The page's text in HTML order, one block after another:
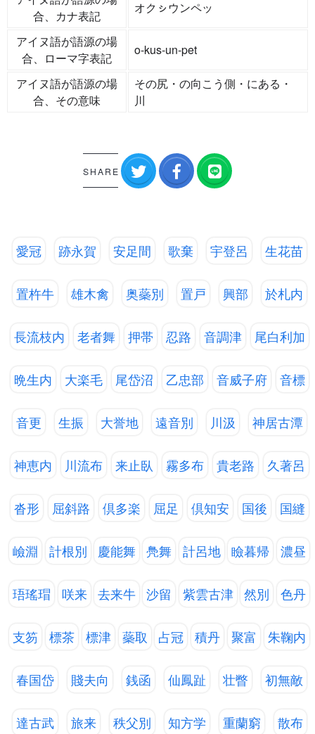
合、カナ表記
オクㇱウンペッ
アイヌ語が語源の場
合、ローマ字表記
o-kus-un-pet
アイヌ語が語源の場
合、その意味
その尻・の向こう側・にある・
川
SHARE
愛冠 跡永賀 安足間 歌棄 宇登呂 生花苗
置杵牛 雄木禽 奥蘂別 置戸 興部 於札内
長流枝内 老者舞 押帯 忍路 音調津 尾白利加
晩生内 大楽毛 尾岱沼 乙忠部 音威子府 音標
音更 生振 大誉地 遠音別 川汲 神居古潭
神恵内 川流布 来止臥 霧多布 貴老路 久著呂
沓形 屈斜路 倶多楽 屈足 倶知安 国後 国縫
嶮淵 計根別 慶能舞 鳧舞 計呂地 瞼暮帰 濃昼
珸瑤瑁 咲来 去来牛 沙留 紫雲古津 然別 色丹
支笏 標茶 標津 蘂取 占冠 積丹 聚富 朱鞠内
春国岱 賤夫向 銭函 仙鳳趾 壮瞥 初無敵
達古武 旅来 秩父別 知方学 重蘭窮 散布